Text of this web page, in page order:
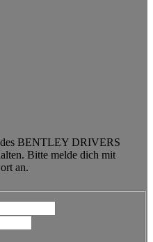
BENTLEY DRIVERS
Bitte melde dich mit
an.